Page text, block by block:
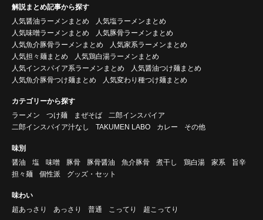
解説まとめ記事から探す
人気醤油ラーメンまとめ
人気塩ラーメンまとめ
人気味噌ラーメンまとめ
人気豚骨ラーメンまとめ
人気魚介豚骨ラーメンまとめ
人気家系ラーメンまとめ
人気担々麺まとめ
人気鶏白湯ラーメンまとめ
人気インスパイア系ラーメンまとめ
人気醤油つけ麺まとめ
人気魚介豚骨つけ麺まとめ
人気変わり種つけ麺まとめ
カテゴリーから探す
ラーメン
つけ麺 まぜそば
二郎インスパイア
二郎インスパイア汁なし
TAKUMEN LABO カレー その他
味別
醤油
塩 味噌 豚骨 豚骨醤油 魚介豚骨 煮干し 鶏白湯 家系
旨辛
担々麺
個性派 グッズ・セット
味わい
超あっさり
あっさり 普通 こってり 超こってり